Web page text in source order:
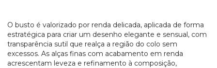
O busto é valorizado por renda delicada, aplicada de forma
estratégica para criar um desenho elegante e sensual, com
transparência sutil que realça a região do colo sem
excessos. As alças finas com acabamento em renda
acrescentam leveza e refinamento à composição,